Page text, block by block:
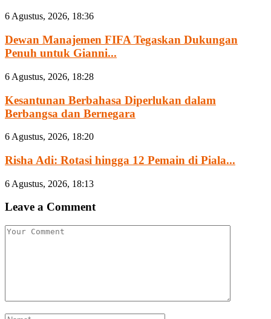
6 Agustus, 2026, 18:36
Dewan Manajemen FIFA Tegaskan Dukungan
Penuh untuk Gianni...
6 Agustus, 2026, 18:28
Kesantunan Berbahasa Diperlukan dalam
Berbangsa dan Bernegara
6 Agustus, 2026, 18:20
Risha Adi: Rotasi hingga 12 Pemain di Piala...
6 Agustus, 2026, 18:13
Leave a Comment